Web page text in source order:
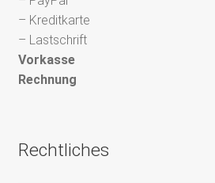
– Kreditkarte
– Lastschrift
Vorkasse
Rechnung
Rechtliches